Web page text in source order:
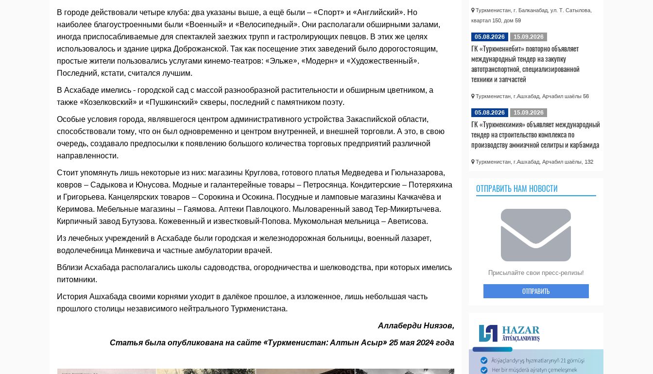
В городе действовали четыре клуба: два указаны выше, а ещё были – «Спорт» и «Английский». Но
наиболее благоустроенными были «Военный» и «Велосипедный». Они располагали обширными залами,
иногда приспосабливаемые для спектаклей заезжих трупп и гастролирующих певцов. В этих же целях
использовалось и здание цирка Доброжанской. Так как посещение этих заведений было дорогостоящим,
простые жители пользовались услугами кинемо-театров: «Эльже», «Модерн» и «Художественный».
Последний, кстати, считался лучшим.
В Асхабаде имелись - городской сад с массой разнообразной растительности и обширным цветником, а
также «Козелковский» и «Пушкинский» скверы, последний с памятником поэту.
Особые условия города, являвшегося центром административного устройства Закаспийской области,
способствовали тому, что он был одновременно и центром внутренней, и внешней торговли. А это, в свою
очередь, создавало предпосылки к появлению большого количества торговых предприятий различной
направленности.
Стоит упомянуть лишь некоторые из них: магазины Круглова, готового платья Медведева и Гюльназарова,
ковров – Садыкова и Юнусова. Модные и галантерейные товары – Петросянца. Кондитерские – Потеряхина
и Григорьева. Канцелярских товаров – Сорокина и Осокина. Посудные и ламповые магазины Качкачёва и
Керимова. Мебельные магазины – Гаямова. Аптеки Павлоцкого. Мыловаренный завод Тер-Микиртычева.
Кирпичный завод Бутузова. Кожевенный и известковый-Попова. Мукомольная мельница – Аветисова.
Из лечебных учреждений в Асхабаде были городская и железнодорожная больницы, военный лазарет,
водолечебница Минкевича и частные амбулатории врачей.
Вблизи Асхабада располагались школы садоводства, огородничества и шелководства, при которых имелись
питомники.
История Ашхабада своими корнями уходит в далёкое прошлое, а изложенное, лишь небольшая часть
прошлого столицы независимого нейтрального Туркменистана.
Аллаберди Ниязов,
Статья была опубликована на сайте «Туркменистан: Алтын Асыр» 25 мая 2024 года
Туркменистан, г. Балканабад, ул. Т. Сатылова,
квартал 150, дом 59
05.08.2026 15.09.2026
ГК «Туркменнебит» повторно объявляет
международный тендер на закупку
автотранспортной, специализированной
техники и запчастей
Туркменистан, г.Ашхабад, Арчабил шаёлы 56
05.08.2026 15.09.2026
ГК «Туркменхимия» объявляет международный
тендер на строительство комплекса по
производству аммиачной селитры и карбамида
Туркменистан, г.Ашхабад, Арчабил шаёлы, 132
ОТПРАВИТЬ НАМ НОВОСТИ
Присылайте свои пресс-релизы!
ОТПРАВИТЬ